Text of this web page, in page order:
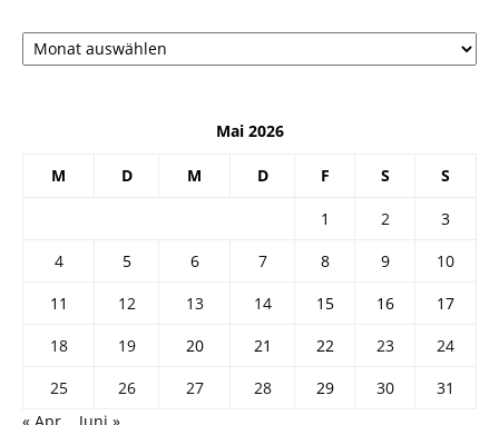
Архив
Mai 2026
M D M D F S S
1 2
3
4
5 6 7 8 9
10
11
12 13 14 15 16
17
18
19 20 21 22 23
24
25
26 27 28 29 30
31